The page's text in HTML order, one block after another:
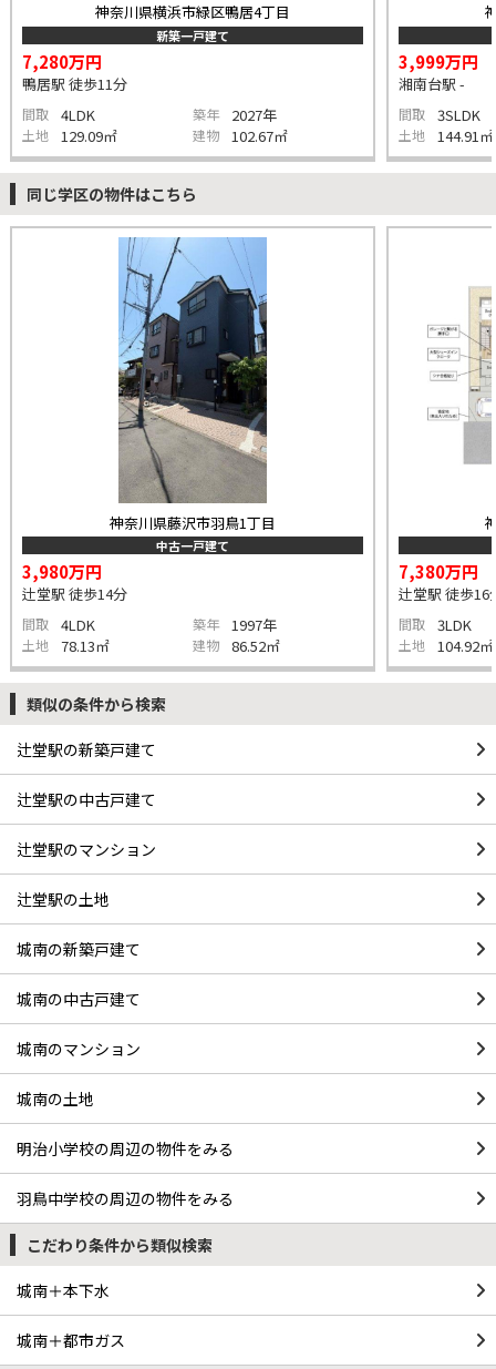
神奈川県横浜市緑区鴨居4丁目
新築一戸建て
7,280万円
鴨居駅 徒歩11分
間取 4LDK 築年 2027年
土地 129.09㎡ 建物 102.67㎡
3,999万円
湘南台駅 -
間取 3SLDK
土地 144.91㎡
同じ学区の物件はこちら
神奈川県藤沢市羽鳥1丁目
中古一戸建て
3,980万円
辻堂駅 徒歩14分
間取 4LDK 築年 1997年
土地 78.13㎡ 建物 86.52㎡
7,380万円
辻堂駅 徒歩16
間取 3LDK
土地 104.92㎡
類似の条件から検索
辻堂駅の新築戸建て
辻堂駅の中古戸建て
辻堂駅のマンション
辻堂駅の土地
城南の新築戸建て
城南の中古戸建て
城南のマンション
城南の土地
明治小学校の周辺の物件をみる
羽鳥中学校の周辺の物件をみる
こだわり条件から類似検索
城南＋本下水
城南＋都市ガス